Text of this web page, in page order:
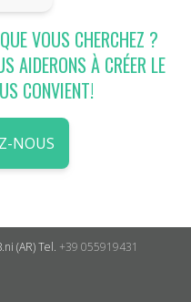
VOUS CHERCHEZ ?
AIDERONS À CRÉER LE
CONVIENT!
NOUS
(AR)Tel. +39 055919431